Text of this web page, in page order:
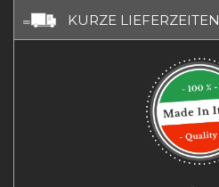
KURZE LIEFERZEITEN